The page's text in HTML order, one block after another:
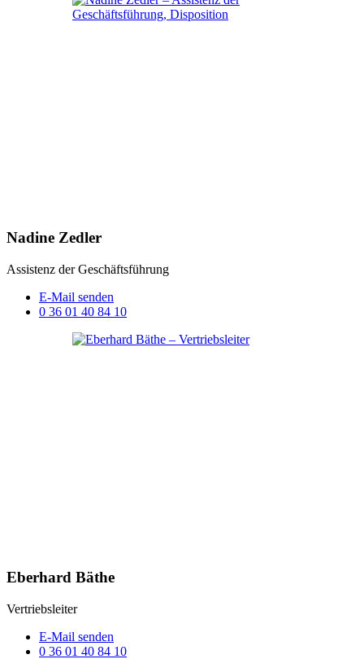
Nadine Zedler
Assistenz der Geschäftsführung
E-Mail senden
0 36 01 40 84 10
Eberhard Bäthe
Vertriebsleiter
E-Mail senden
0 36 01 40 84 10